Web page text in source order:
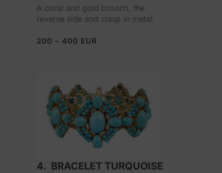
A coral and gold brooch, the
reverse side and clasp in metal.
200 – 400 EUR
4. BRACELET TURQUOISE